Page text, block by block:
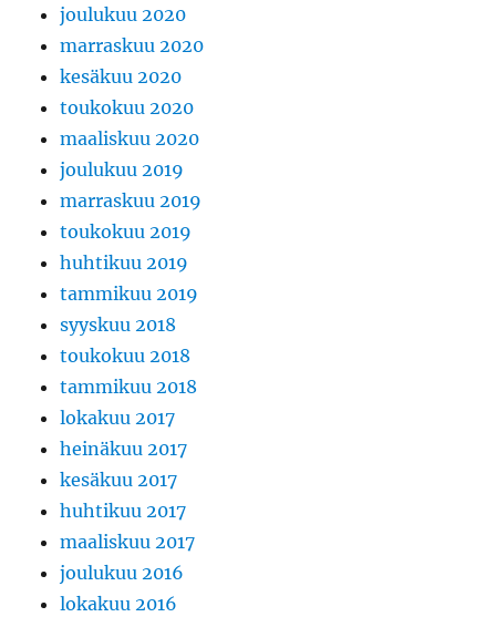
joulukuu 2020
marraskuu 2020
kesäkuu 2020
toukokuu 2020
maaliskuu 2020
joulukuu 2019
marraskuu 2019
toukokuu 2019
huhtikuu 2019
tammikuu 2019
syyskuu 2018
toukokuu 2018
tammikuu 2018
lokakuu 2017
heinäkuu 2017
kesäkuu 2017
huhtikuu 2017
maaliskuu 2017
joulukuu 2016
lokakuu 2016